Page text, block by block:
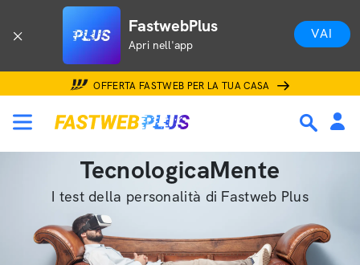
FastwebPlus
Apri nell'app
VAI
OFFERTA FASTWEB PER LA TUA CASA
TecnologicaMente
I test della personalità di Fastweb Plus